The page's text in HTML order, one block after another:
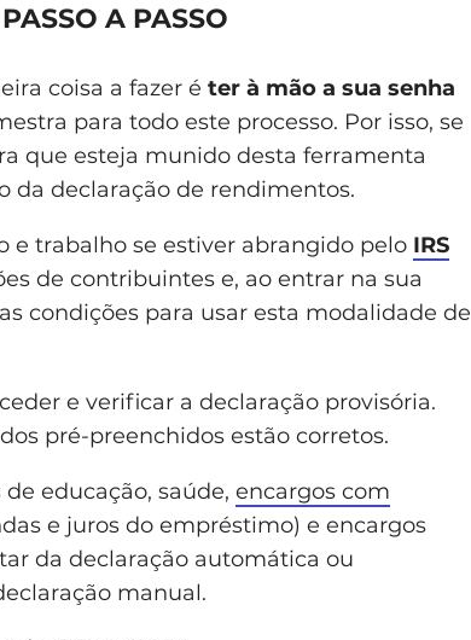
A PASSO
coisa a fazer é ter à mão a sua senha
para todo este processo. Por isso, se
que esteja munido desta ferramenta
declaração de rendimentos.
e trabalho se estiver abrangido pelo IRS
de contribuintes e, ao entrar na sua
condições para usar esta modalidade de
e verificar a declaração provisória.
pré-preenchidos estão corretos.
educação, saúde, encargos com
e juros do empréstimo) e encargos
da declaração automática ou
manual.